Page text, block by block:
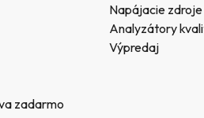
zadarmo
Napájacie zdroje
Analyzátory
Výpredaj